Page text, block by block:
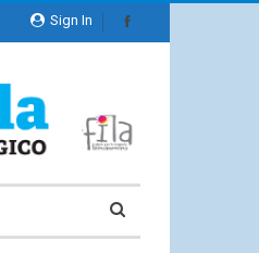
Sign In